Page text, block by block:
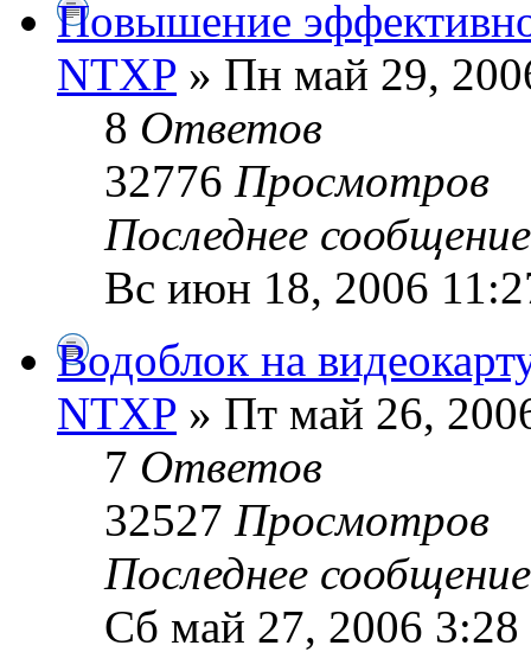
Повышение
NTXP » Пн май 29,
8 Ответов
32776 Просмотров
Последнее
Вс июн 18, 2006
Водоблок на
NTXP » Пт май 26,
7 Ответов
32527 Просмотров
Последнее
Сб май 27, 2006 3:28